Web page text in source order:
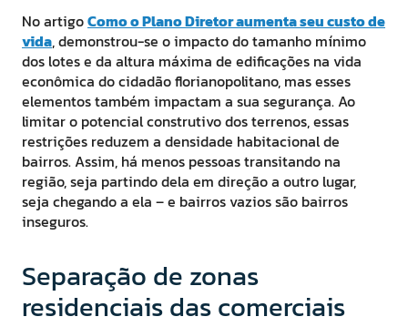
No artigoComo o Plano Diretor aumenta seu custo de
vida, demonstrou-se o impacto do tamanho mínimo
dos lotes e da altura máxima de edificações na vida
econômica do cidadão florianopolitano, mas esses
elementos também impactam a sua segurança. Ao
limitar o potencial construtivo dos terrenos, essas
restrições reduzem a densidade habitacional de
bairros. Assim, há menos pessoas transitando na
região, seja partindo dela em direção a outro lugar,
seja chegando a ela – e bairros vazios são bairros
inseguros.
Separação de zonas
residenciais das comerciais